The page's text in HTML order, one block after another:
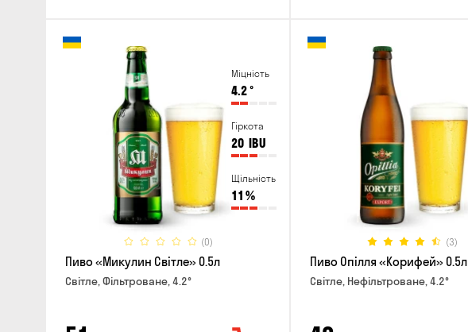
Міцність
4.2°
Гіркота
20 IBU
Щільність
11 %
(0)
Пиво «Микулин Світле» 0.5л
Світле, Фільтроване, 4.2°
(3)
Пиво Опілля «Корифей» 0.5л
Світле, Нефільтроване, 4.2°